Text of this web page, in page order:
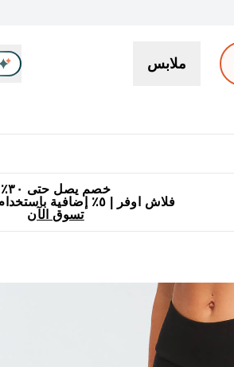
ملابس
خصم يصل حتى ٣٠٪
فلاش اوفر | ٥٪ إضافية باستخدام كود محدود
تسوق الآن